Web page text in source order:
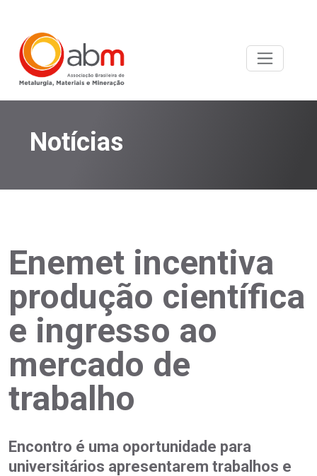
Notícias
Enemet incentiva
produção científica
e ingresso ao
mercado de
trabalho
Encontro é uma oportunidade para
universitários apresentarem trabalhos e